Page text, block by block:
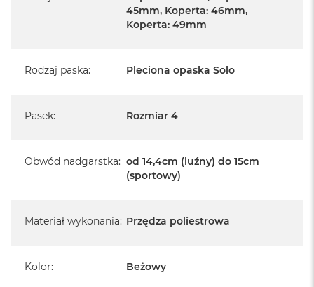
45mm, Koperta: 46mm,
Koperta: 49mm
Rodzaj paska: Pleciona opaska Solo
Pasek: Rozmiar 4
Obwód nadgarstka: od 14,4cm (luźny) do 15cm
(sportowy)
Materiał wykonania: Przędza poliestrowa
Kolor: Beżowy